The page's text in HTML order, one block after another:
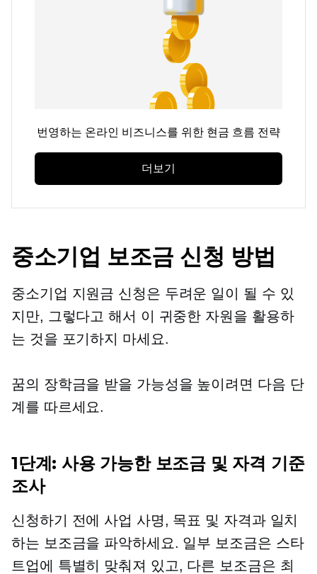
번영하는 온라인 비즈니스를 위한 현금 흐름 전략
더보기
중소기업 보조금 신청 방법
중소기업 지원금 신청은 두려운 일이 될 수 있
지만, 그렇다고 해서 이 귀중한 자원을 활용하
는 것을 포기하지 마세요.
꿈의 장학금을 받을 가능성을 높이려면 다음 단
계를 따르세요.
1단계: 사용 가능한 보조금 및 자격 기준
조사
신청하기 전에 사업 사명, 목표 및 자격과 일치
하는 보조금을 파악하세요. 일부 보조금은 스타
트업에 특별히 맞춰져 있고, 다른 보조금은 최